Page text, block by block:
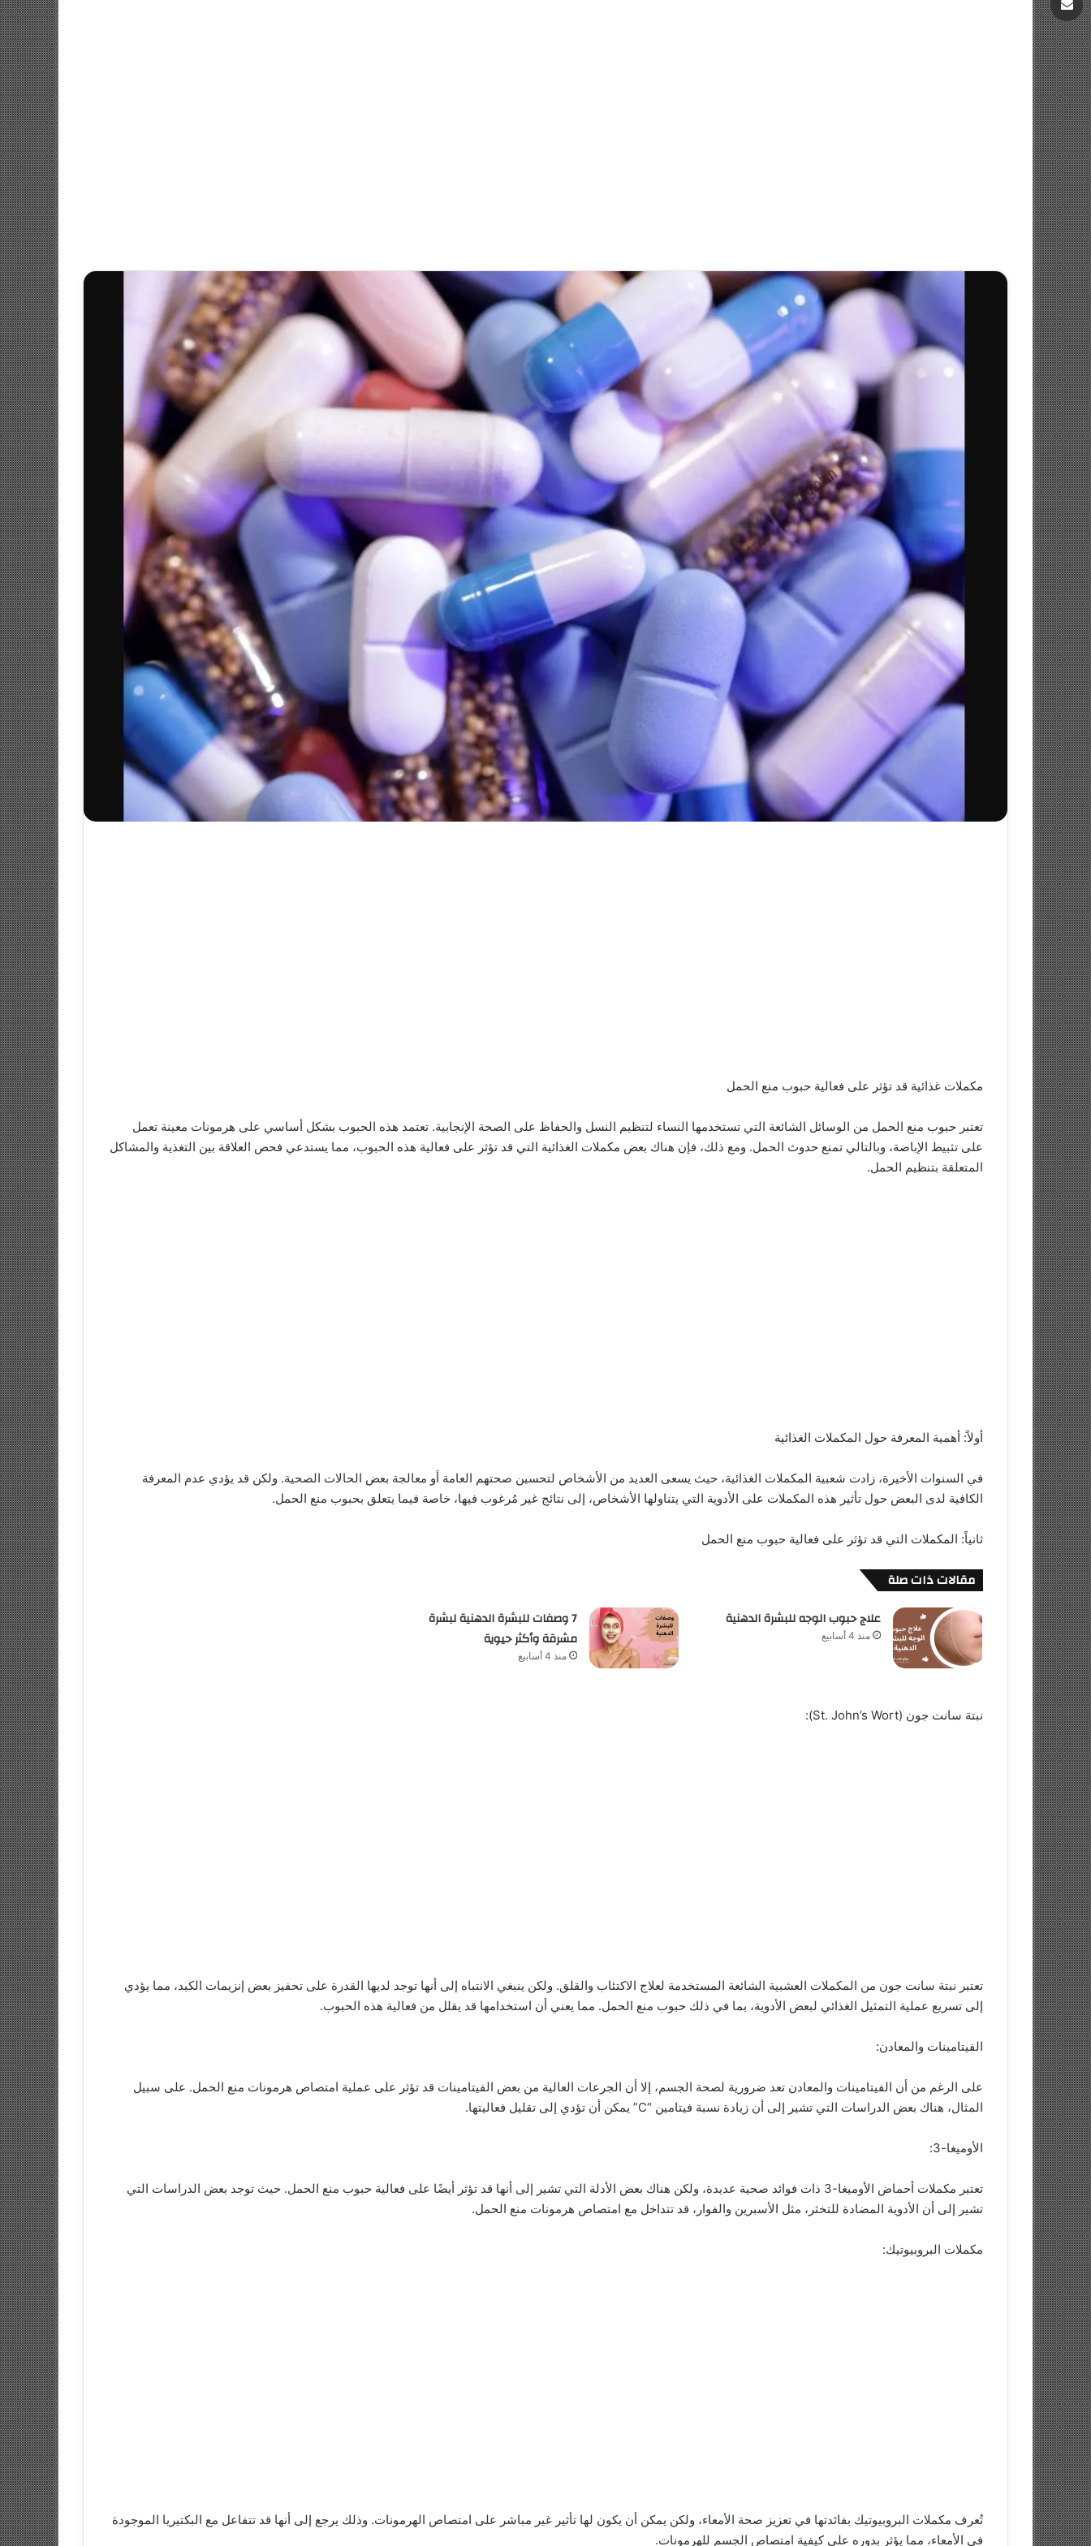
مكملات غذائية قد تؤثر على فعالية حبوب منع الحمل
تعتبر حبوب منع الحمل من الوسائل الشائعة التي تستخدمها النساء لتنظيم النسل والحفاظ على الصحة الإنجابية. تعتمد هذه الحبوب بشكل أساسي على هرمونات معينة تعمل
على تثبيط الإباضة، وبالتالي تمنع حدوث الحمل. ومع ذلك، فإن هناك بعض مكملات الغذائية التي قد تؤثر على فعالية هذه الحبوب، مما يستدعي فحص العلاقة بين التغذية والمشاكل
المتعلقة بتنظيم الحمل.
أولاً: أهمية المعرفة حول المكملات الغذائية
في السنوات الأخيرة، زادت شعبية المكملات الغذائية، حيث يسعى العديد من الأشخاص لتحسين صحتهم العامة أو معالجة بعض الحالات الصحية. ولكن قد يؤدي عدم المعرفة
الكافية لدى البعض حول تأثير هذه المكملات على الأدوية التي يتناولها الأشخاص، إلى نتائج غير مُرغوب فيها، خاصة فيما يتعلق بحبوب منع الحمل.
ثانياً: المكملات التي قد تؤثر على فعالية حبوب منع الحمل
مقالات ذات صلة
علاج حبوب الوجه للبشرة الدهنية
منذ 4 أسابيع
7 وصفات للبشرة الدهنية لبشرة
مشرقة وأكثر حيوية
منذ 4 أسابيع
نبتة سانت جون (St. John’s Wort):
تعتبر نبتة سانت جون من المكملات العشبية الشائعة المستخدمة لعلاج الاكتئاب والقلق. ولكن ينبغي الانتباه إلى أنها توجد لديها القدرة على تحفيز بعض إنزيمات الكبد، مما يؤدي
إلى تسريع عملية التمثيل الغذائي لبعض الأدوية، بما في ذلك حبوب منع الحمل. مما يعني أن استخدامها قد يقلل من فعالية هذه الحبوب.
الفيتامينات والمعادن:
على الرغم من أن الفيتامينات والمعادن تعد ضرورية لصحة الجسم، إلا أن الجرعات العالية من بعض الفيتامينات قد تؤثر على عملية امتصاص هرمونات منع الحمل. على سبيل
المثال، هناك بعض الدراسات التي تشير إلى أن زيادة نسبة فيتامين “C” يمكن أن تؤدي إلى تقليل فعاليتها.
الأوميغا-3:
تعتبر مكملات أحماض الأوميغا-3 ذات فوائد صحية عديدة، ولكن هناك بعض الأدلة التي تشير إلى أنها قد تؤثر أيضًا على فعالية حبوب منع الحمل. حيث توجد بعض الدراسات التي
تشير إلى أن الأدوية المضادة للتخثر، مثل الأسبرين والفوار، قد تتداخل مع امتصاص هرمونات منع الحمل.
مكملات البروبيوتيك:
تُعرف مكملات البروبيوتيك بفائدتها في تعزيز صحة الأمعاء، ولكن يمكن أن يكون لها تأثير غير مباشر على امتصاص الهرمونات. وذلك يرجع إلى أنها قد تتفاعل مع البكتيريا الموجودة
في الأمعاء، مما يؤثر بدوره على كيفية امتصاص الجسم للهرمونات.